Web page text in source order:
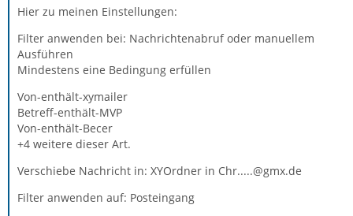
Hier zu meinen Einstellungen:
Filter anwenden bei: Nachrichtenabruf oder manuellem
Ausführen
Mindestens eine Bedingung erfüllen
Von-enthält-xymailer
Betreff-enthält-MVP
Von-enthält-Becer
+4 weitere dieser Art.
Verschiebe Nachricht in: XYOrdner in Chr.....@gmx.de
Filter anwenden auf: Posteingang